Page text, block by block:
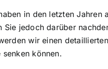
in den letzten Jahren
Sie jedoch darüber
wir einen
können.